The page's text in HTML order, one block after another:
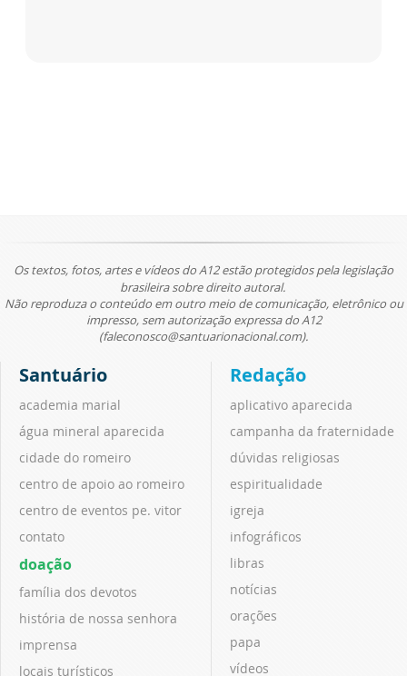
Os textos, fotos, artes e vídeos do A12 estão protegidos pela legislação
brasileira sobre direito autoral.
Não reproduza o conteúdo em outro meio de comunicação, eletrônico ou
impresso, sem autorização expressa do A12
(faleconosco@santuarionacional.com).
Santuário
academia marial
água mineral aparecida
cidade do romeiro
centro de apoio ao romeiro
centro de eventos pe. vitor
contato
doação
família dos devotos
história de nossa senhora
imprensa
locais turísticos
Redação
aplicativo aparecida
campanha da fraternidade
dúvidas religiosas
espiritualidade
igreja
infográficos
libras
notícias
orações
papa
vídeos